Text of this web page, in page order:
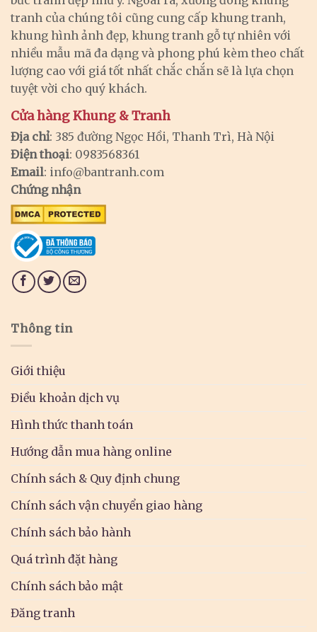
tranh của chúng tôi cũng cung cấp khung tranh,
khung hình ảnh đẹp, khung tranh gỗ tự nhiên với
nhiều mẫu mã đa dạng và phong phú kèm theo chất
lượng cao với giá tốt nhất chắc chắn sẽ là lựa chọn
tuyệt vời cho quý khách.
Cửa hàng Khung & Tranh
Địa chỉ: 385 đường Ngọc Hồi, Thanh Trì, Hà Nội
Điện thoại: 0983568361
Email: info@bantranh.com
Chứng nhận
Thông tin
Giới thiệu
Điều khoản dịch vụ
Hình thức thanh toán
Hướng dẫn mua hàng online
Chính sách & Quy định chung
Chính sách vận chuyển giao hàng
Chính sách bảo hành
Quá trình đặt hàng
Chính sách bảo mật
Đăng tranh